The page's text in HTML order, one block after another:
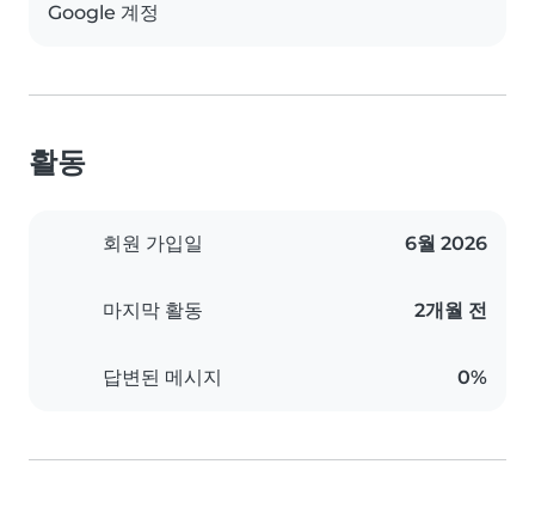
Google 계정
활동
회원 가입일 6월 2026
마지막 활동 2개월 전
답변된 메시지 0%